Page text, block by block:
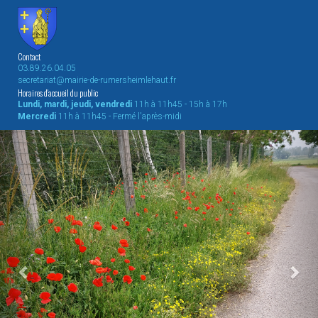
Contact
03.89.26.04.05
secretariat@mairie-de-rumersheimlehaut.fr
Horaires d'accueil du public
Lundi, mardi, jeudi, vendredi 11h à 11h45 - 15h à 17h
Mercredi 11h à 11h45 - Fermé l'après-midi
Previous